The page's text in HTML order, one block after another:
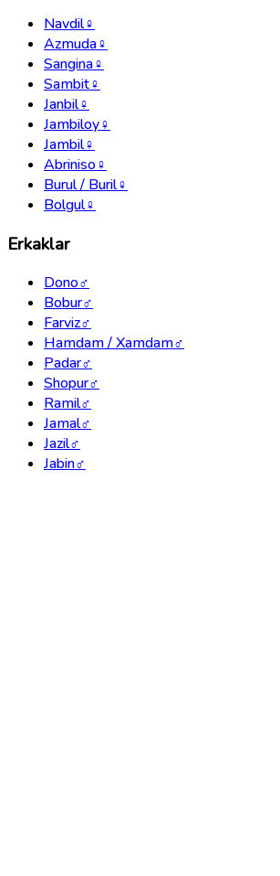
Navdil♀
Azmuda♀
Sangina♀
Sambit♀
Janbil♀
Jambiloy♀
Jambil♀
Abriniso♀
Burul / Buril♀
Bolgul♀
Erkaklar
Dono♂
Bobur♂
Farviz♂
Hamdam / Xamdam♂
Padar♂
Shopur♂
Ramil♂
Jamal♂
Jazil♂
Jabin♂